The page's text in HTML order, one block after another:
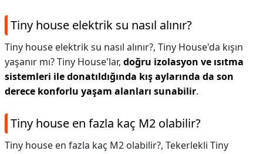
Tiny house elektrik su nasıl alınır?
Tiny house elektrik su nasıl alınır?, Tiny House'da kışın
yaşanır mı? Tiny House'lar, doğru izolasyon ve ısıtma
sistemleri ile donatıldığında kış aylarında da son
derece konforlu yaşam alanları sunabilir.
Tiny house en fazla kaç M2 olabilir?
Tiny house en fazla kaç M2 olabilir?, Tekerlekli Tiny